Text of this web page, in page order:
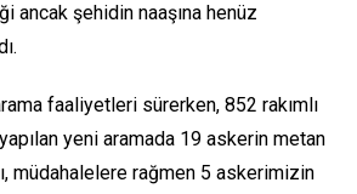
ancak şehidin naaşına henüz
faaliyetleri sürerken, 852 rakımlı
yeni aramada 19 askerin metan
müdahalelere rağmen 5 askerimizin